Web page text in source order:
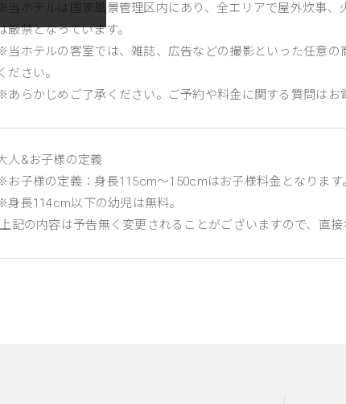
当ホテルは国家風景管理区内にあり、全エリアで屋外炊事
厳禁となっています。
当ホテルの客室では、雑誌、広告などの撮影といった任意
ださい。
あらかじめご了承ください。ご予約や料金に関する質問はお
人&お子様の定義
お子様の定義：身長115cm～150cmはお子様料金となりま
身長114cm以下の幼児は無料。
上記の内容は予告無く変更されることがございますので、直接